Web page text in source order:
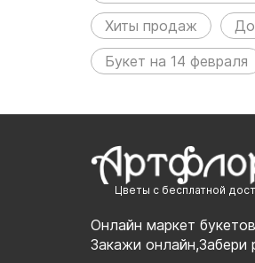
Хиты продаж
Букет на 14 февраля
Цветы с бесплатной
Онлайн маркет
Закажи